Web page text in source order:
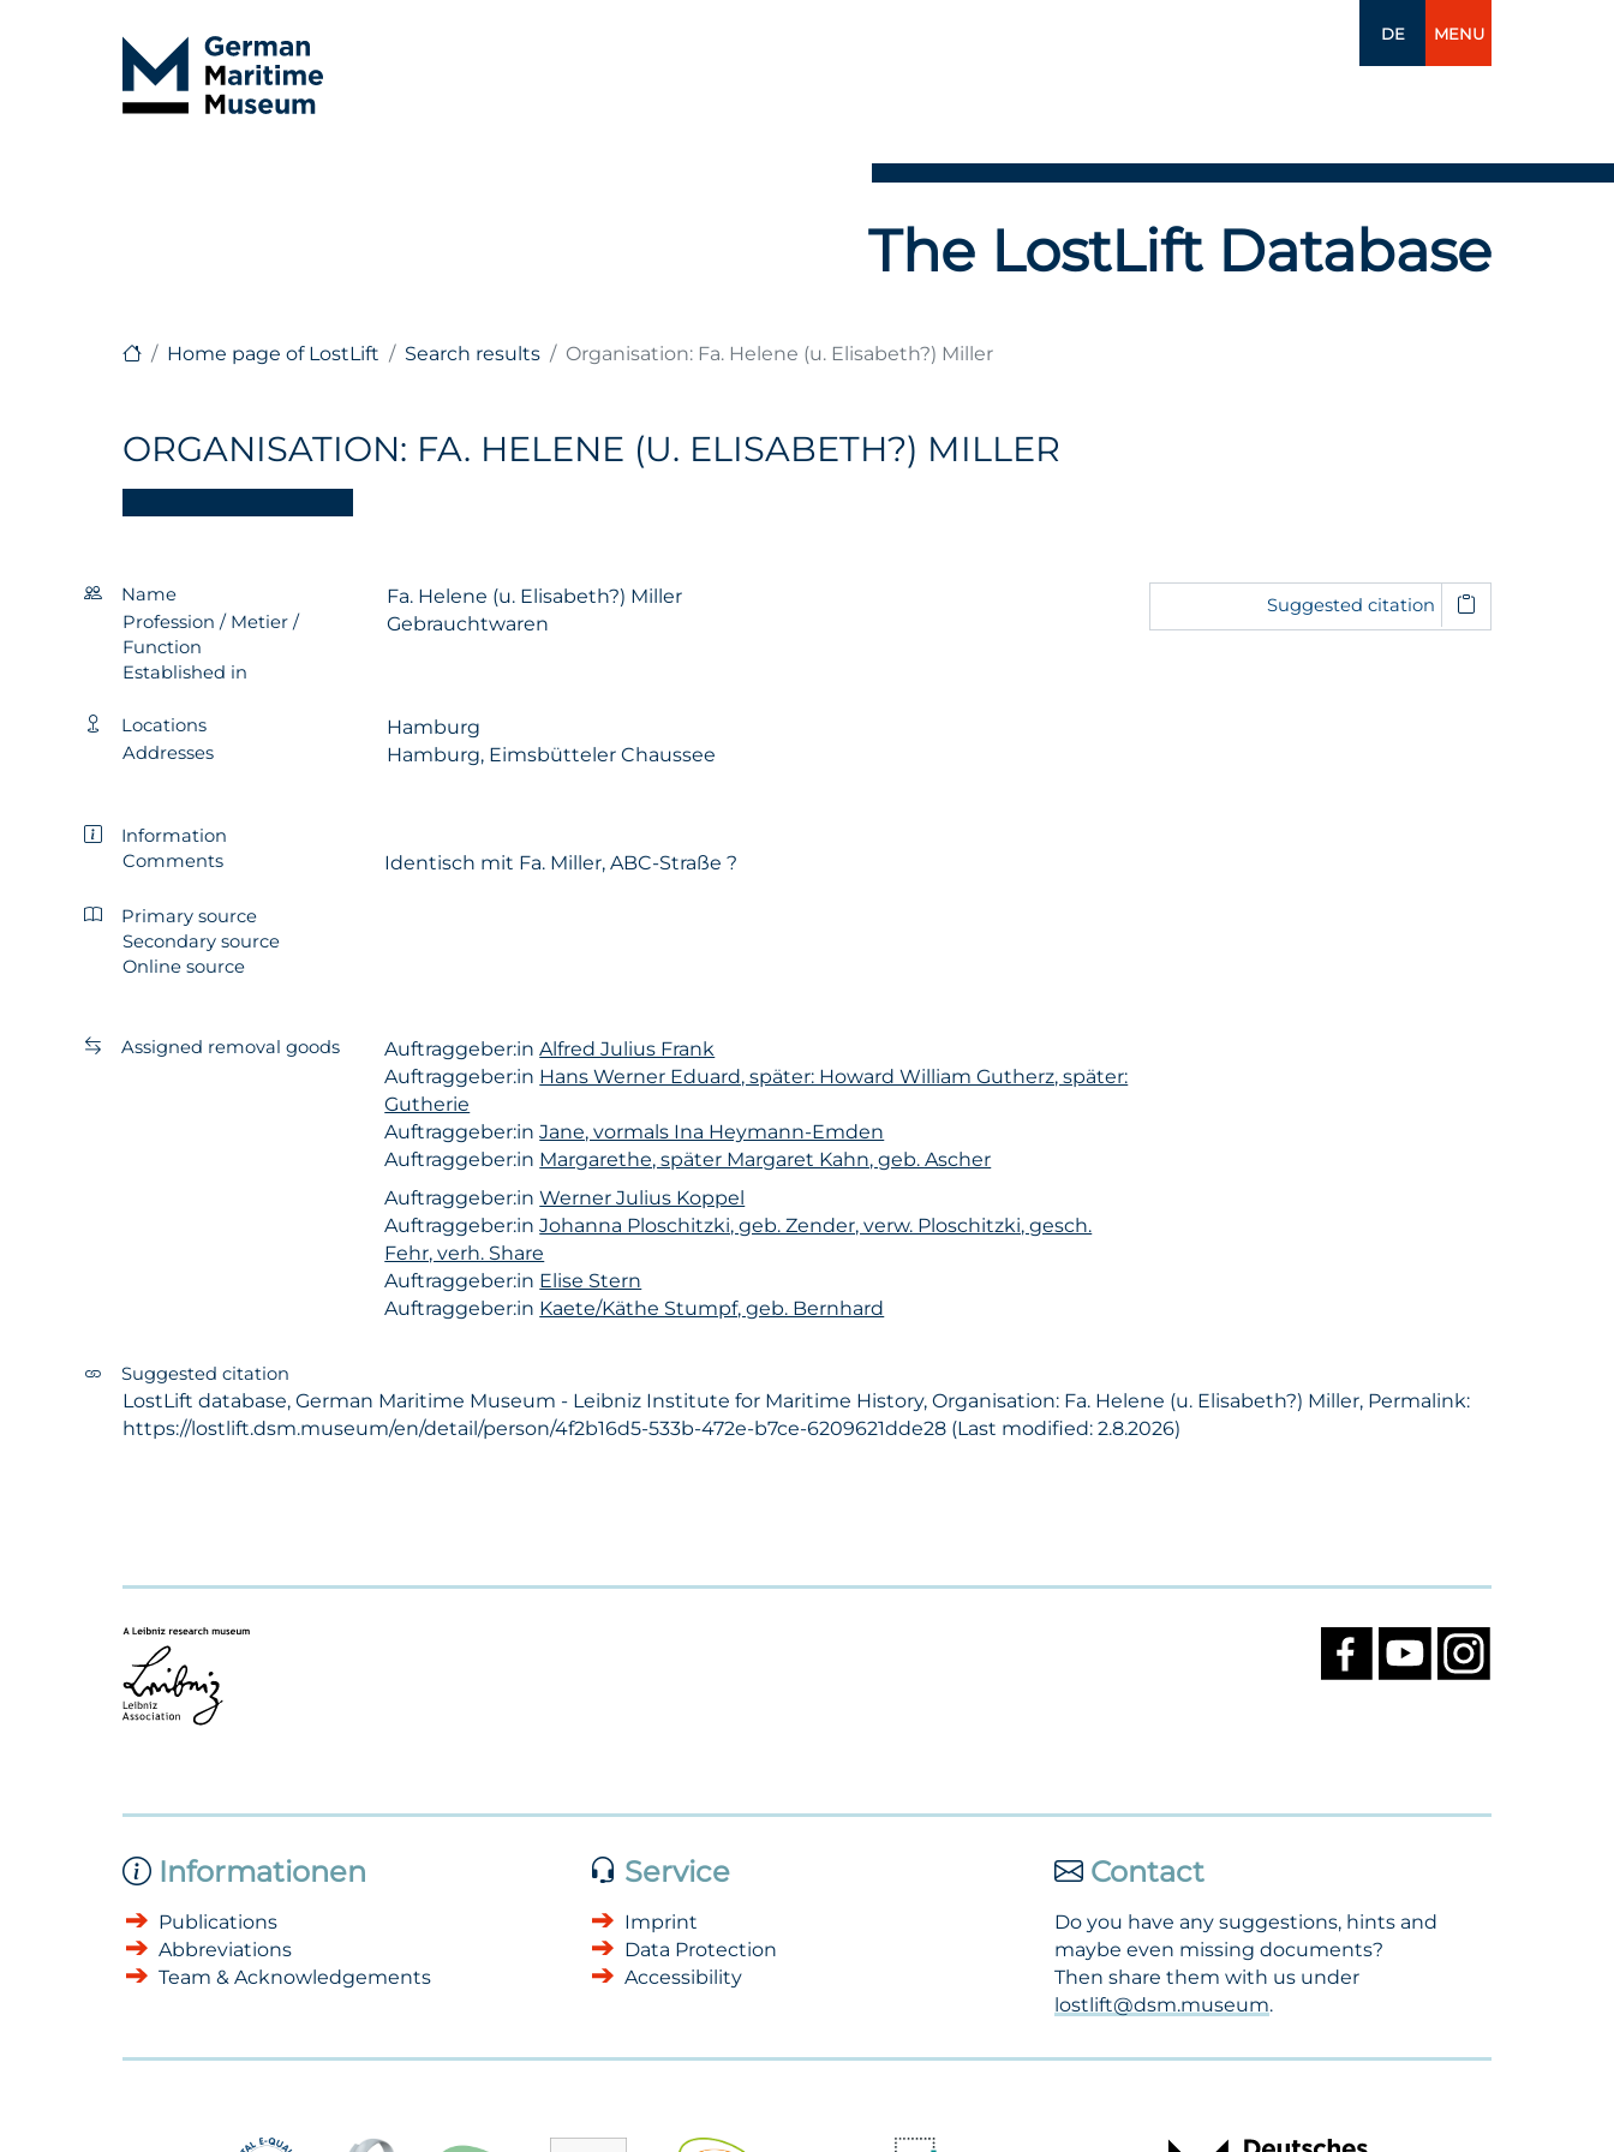
DE MENU
The LostLift Database
Home page of LostLift Search results Organisation: Fa. Helene (u. Elisabeth?) Miller
ORGANISATION: FA. HELENE (U. ELISABETH?) MILLER
Name Fa. Helene (u. Elisabeth?) Miller
Profession / Metier /
Function
Gebrauchtwaren
Established in
Locations Hamburg
Addresses Hamburg, Eimsbütteler Chaussee
Suggested citation
Information
Comments
Identisch mit Fa. Miller, ABC-Straße ?
Primary source
Secondary source
Online source
Assigned removal goods Auftraggeber:inAlfred Julius Frank
Auftraggeber:in Hans Werner Eduard, später: Howard William Gutherz, später:
Gutherie
Auftraggeber:inJane, vormals Ina Heymann-Emden
Auftraggeber:in Margarethe, später Margaret Kahn, geb. Ascher
Auftraggeber:inWerner Julius Koppel
Auftraggeber:inJohanna Ploschitzki, geb. Zender, verw. Ploschitzki, gesch.
Fehr, verh. Share
Auftraggeber:in Elise Stern
Auftraggeber:in Kaete/Käthe Stumpf, geb. Bernhard
Suggested citation
LostLift database, German Maritime Museum - Leibniz Institute for Maritime History, Organisation: Fa. Helene (u. Elisabeth?) Miller, Permalink:
https://lostlift.dsm.museum/en/detail/person/4f2b16d5-533b-472e-b7ce-6209621dde28 (Last modified: 2.8.2026)
Informationen
Publications
Abbreviations
Team & Acknowledgements
Service
Imprint
Data Protection
Accessibility
Contact
Do you have any suggestions, hints and
maybe even missing documents?
Then share them with us under
lostlift@dsm.museum.